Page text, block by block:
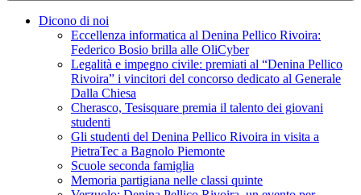
Dicono di noi
Eccellenza informatica al Denina Pellico Rivoira:
Federico Bosio brilla alle OliCyber
Legalità e impegno civile: premiati al “Denina Pellico
Rivoira” i vincitori del concorso dedicato al Generale
Dalla Chiesa
Cherasco, Tesisquare premia il talento dei giovani
studenti
Gli studenti del Denina Pellico Rivoira in visita a
PietraTec a Bagnolo Piemonte
Scuole seconda famiglia
Memoria partigiana nelle classi quinte